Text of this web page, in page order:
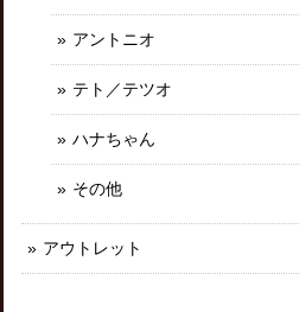
アントニオ
テト／テツオ
ハナちゃん
その他
アウトレット